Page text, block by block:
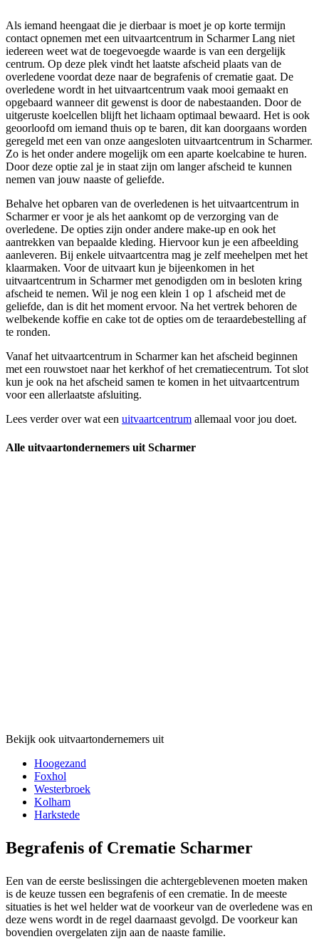
Als iemand heengaat die je dierbaar is moet je op korte termijn
contact opnemen met een uitvaartcentrum in Scharmer Lang niet
iedereen weet wat de toegevoegde waarde is van een dergelijk
centrum. Op deze plek vindt het laatste afscheid plaats van de
overledene voordat deze naar de begrafenis of crematie gaat. De
overledene wordt in het uitvaartcentrum vaak mooi gemaakt en
opgebaard wanneer dit gewenst is door de nabestaanden. Door de
uitgeruste koelcellen blijft het lichaam optimaal bewaard. Het is ook
geoorloofd om iemand thuis op te baren, dit kan doorgaans worden
geregeld met een van onze aangesloten uitvaartcentrum in Scharmer.
Zo is het onder andere mogelijk om een aparte koelcabine te huren.
Door deze optie zal je in staat zijn om langer afscheid te kunnen
nemen van jouw naaste of geliefde.
Behalve het opbaren van de overledenen is het uitvaartcentrum in
Scharmer er voor je als het aankomt op de verzorging van de
overledene. De opties zijn onder andere make-up en ook het
aantrekken van bepaalde kleding. Hiervoor kun je een afbeelding
aanleveren. Bij enkele uitvaartcentra mag je zelf meehelpen met het
klaarmaken. Voor de uitvaart kun je bijeenkomen in het
uitvaartcentrum in Scharmer met genodigden om in besloten kring
afscheid te nemen. Wil je nog een klein 1 op 1 afscheid met de
geliefde, dan is dit het moment ervoor. Na het vertrek behoren de
welbekende koffie en cake tot de opties om de teraardebestelling af
te ronden.
Vanaf het uitvaartcentrum in Scharmer kan het afscheid beginnen
met een rouwstoet naar het kerkhof of het crematiecentrum. Tot slot
kun je ook na het afscheid samen te komen in het uitvaartcentrum
voor een allerlaatste afsluiting.
Lees verder over wat een uitvaartcentrum allemaal voor jou doet.
Alle uitvaartondernemers uit Scharmer
Bekijk ook uitvaartondernemers uit
Hoogezand
Foxhol
Westerbroek
Kolham
Harkstede
Begrafenis of Crematie Scharmer
Een van de eerste beslissingen die achtergeblevenen moeten maken
is de keuze tussen een begrafenis of een crematie. In de meeste
situaties is het wel helder wat de voorkeur van de overledene was en
deze wens wordt in de regel daarnaast gevolgd. De voorkeur kan
bovendien overgelaten zijn aan de naaste familie.